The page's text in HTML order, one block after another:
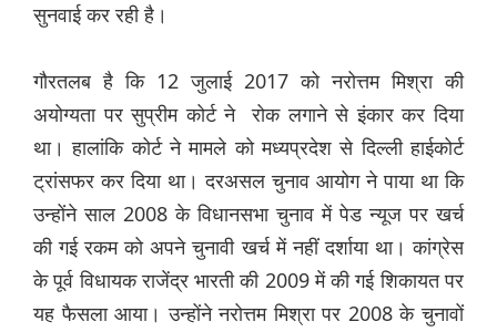
सुनवाई कर रही है।
गौरतलब है कि 12 जुलाई 2017 को नरोत्तम मिश्रा की
अयोग्यता पर सुप्रीम कोर्ट ने रोक लगाने से इंकार कर दिया
था। हालांकि कोर्ट ने मामले को मध्यप्रदेश से दिल्ली हाईकोर्ट
ट्रांसफर कर दिया था। दरअसल चुनाव आयोग ने पाया था कि
उन्होंने साल 2008 के विधानसभा चुनाव में पेड न्यूज पर खर्च
की गई रकम को अपने चुनावी खर्च में नहीं दर्शाया था। कांग्रेस
के पूर्व विधायक राजेंद्र भारती की 2009 में की गई शिकायत पर
यह फैसला आया। उन्होंने नरोत्तम मिश्रा पर 2008 के चुनावों